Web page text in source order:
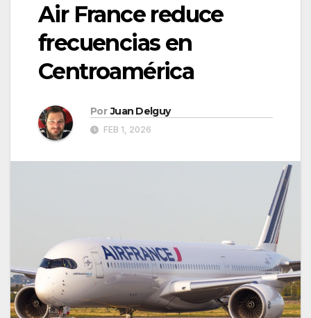
Air France reduce
frecuencias en
Centroamérica
Por Juan Delguy
FEB 1, 2026